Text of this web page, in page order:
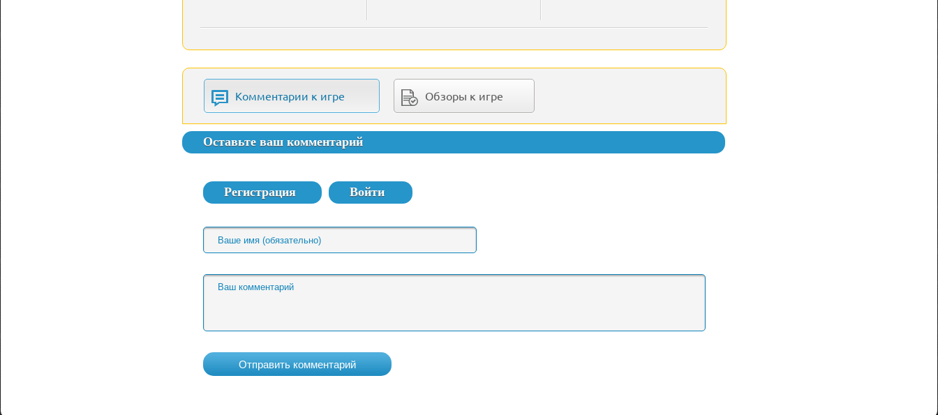
Комментарии к игре Обзоры к игре
Оставьте ваш комментарий
Регистрация Войти